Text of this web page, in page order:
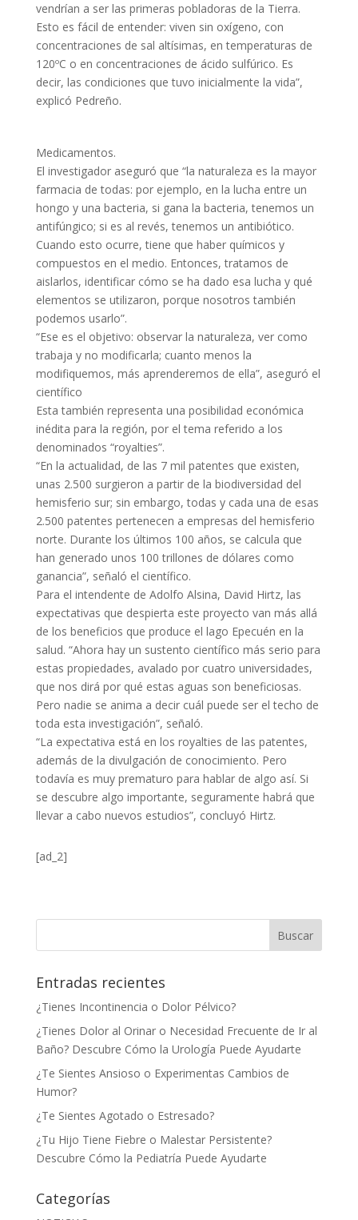
vendrían a ser las primeras pobladoras de la Tierra.
Esto es fácil de entender: viven sin oxígeno, con
concentraciones de sal altísimas, en temperaturas de
120ºC o en concentraciones de ácido sulfúrico. Es
decir, las condiciones que tuvo inicialmente la vida”,
explicó Pedreño.
Medicamentos.
El investigador aseguró que “la naturaleza es la mayor
farmacia de todas: por ejemplo, en la lucha entre un
hongo y una bacteria, si gana la bacteria, tenemos un
antifúngico; si es al revés, tenemos un antibiótico.
Cuando esto ocurre, tiene que haber químicos y
compuestos en el medio. Entonces, tratamos de
aislarlos, identificar cómo se ha dado esa lucha y qué
elementos se utilizaron, porque nosotros también
podemos usarlo”.
“Ese es el objetivo: observar la naturaleza, ver como
trabaja y no modificarla; cuanto menos la
modifiquemos, más aprenderemos de ella”, aseguró el
científico
Esta también representa una posibilidad económica
inédita para la región, por el tema referido a los
denominados “royalties”.
“En la actualidad, de las 7 mil patentes que existen,
unas 2.500 surgieron a partir de la biodiversidad del
hemisferio sur; sin embargo, todas y cada una de esas
2.500 patentes pertenecen a empresas del hemisferio
norte. Durante los últimos 100 años, se calcula que
han generado unos 100 trillones de dólares como
ganancia”, señaló el científico.
Para el intendente de Adolfo Alsina, David Hirtz, las
expectativas que despierta este proyecto van más allá
de los beneficios que produce el lago Epecuén en la
salud. “Ahora hay un sustento científico más serio para
estas propiedades, avalado por cuatro universidades,
que nos dirá por qué estas aguas son beneficiosas.
Pero nadie se anima a decir cuál puede ser el techo de
toda esta investigación”, señaló.
“La expectativa está en los royalties de las patentes,
además de la divulgación de conocimiento. Pero
todavía es muy prematuro para hablar de algo así. Si
se descubre algo importante, seguramente habrá que
llevar a cabo nuevos estudios”, concluyó Hirtz.
[ad_2]
Entradas recientes
¿Tienes Incontinencia o Dolor Pélvico?
¿Tienes Dolor al Orinar o Necesidad Frecuente de Ir al
Baño? Descubre Cómo la Urología Puede Ayudarte
¿Te Sientes Ansioso o Experimentas Cambios de
Humor?
¿Te Sientes Agotado o Estresado?
¿Tu Hijo Tiene Fiebre o Malestar Persistente?
Descubre Cómo la Pediatría Puede Ayudarte
Categorías